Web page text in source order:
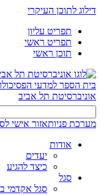
דילוג לתוכן העיקרי
תפריט עליון
תפריט ראשי
תוכן ראשי
בית הספר למדעי
אוניברסיטת תל אביב
מערכת פניותאזור אישי
אודות
יעדים
כיצד להגיע
סגל
סגל אקדמי